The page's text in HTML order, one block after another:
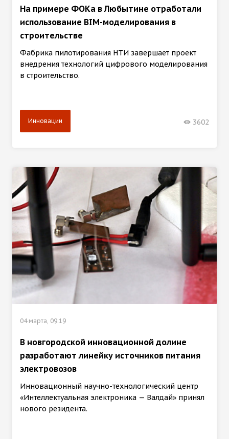
На примере ФОКа в Любытине отработали
использование BIM-моделирования в
строительстве
Фабрика пилотирования НТИ завершает проект
внедрения технологий цифрового моделирования
в строительство.
Инновации 3602
04 марта, 09:19
В новгородской инновационной долине
разработают линейку источников питания
электровозов
Инновационный научно-технологический центр
«Интеллектуальная электроника — Валдай» принял
нового резидента.